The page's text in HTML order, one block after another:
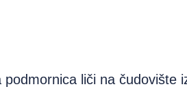
podmornica liči na čudovište